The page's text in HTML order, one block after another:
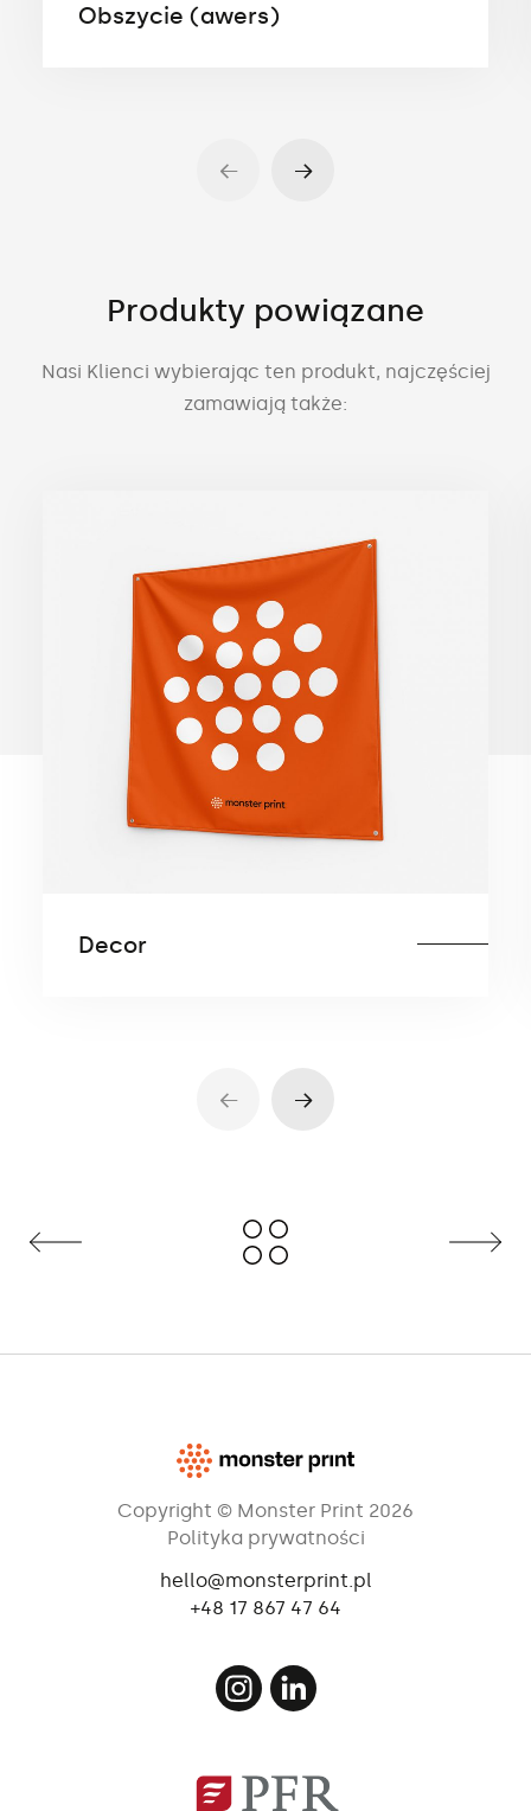
Obszycie (awers)
Produkty powiązane
Nasi Klienci wybierając ten produkt, najczęściej
zamawiają także:
Decor
Copyright © Monster Print 2026
Polityka prywatności
hello@monsterprint.pl
+48 17 867 47 64